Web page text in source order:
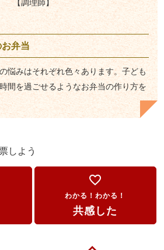
【調理師】
弁当
悩みはそれぞれ色々あります。子ども
間を過ごせるようなお弁当の作り方を
しよう
favorite_border
わかる！わかる！
共感した